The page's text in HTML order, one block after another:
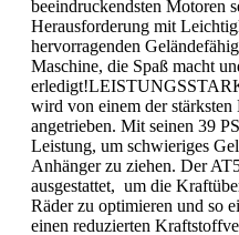
beeindruckendsten Motoren
Herausforderung mit
hervorragenden
Maschine, die Spaß macht
wird von einem der
angetrieben. Mit seinen 39
Leistung, um schwieriges
Anhänger zu ziehen. Der
ausgestattet, um die
Räder zu optimieren und so
einen reduzierten